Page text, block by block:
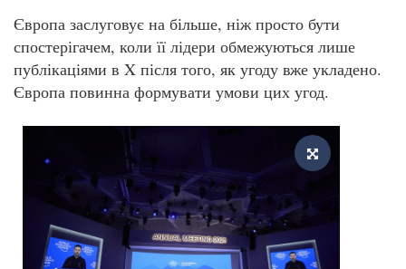
Європа заслуговує на більше, ніж просто бути
спостерігачем, коли її лідери обмежуються лише
публікаціями в X після того, як угоду вже укладено.
Європа повинна формувати умови цих угод.